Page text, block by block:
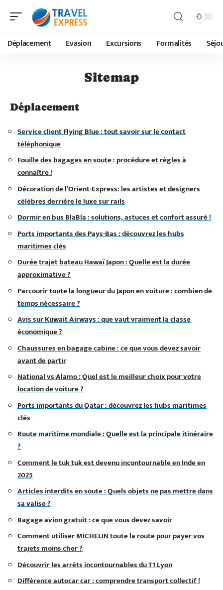
Déplacement Evasion Excursions Formalités
Sitemap
Déplacement
Service client Flying Blue : tout savoir sur le contact
téléphonique
Fouille des bagages en soute : procédure et règles à
connaître !
Décoration de l’Orient-Express: les artistes et designers
célèbres derrière le luxe sur rails
Dormir en bus BlaBla : solutions, astuces et confort assuré !
Ports importants des Pays-Bas : découvrez les hubs
maritimes clés
Durée trajet bateau Hawaï Japon : Quelle est la durée
approximative ?
Parcourir toute la longueur du Japon en voiture : combien de
temps nécessaire ?
Avis sur Kuwait Airways : que vaut vraiment la classe
économique ?
Chaussures en bagage cabine : ce que vous devez savoir
avant de partir
National vs Alamo : Quel est le meilleur choix pour votre
location de voiture ?
Ports importants du Qatar : découvrez les hubs maritimes
clés
Route maritime mondiale : Quelle est la principale itinéraire
?
Comment le tuk tuk est devenu incontournable en Inde en
2025
Articles interdits en soute : Quels objets ne pas mettre dans
sa valise ?
Bagage avion gratuit : ce que vous devez savoir
Comment utiliser MICHELIN toute la route pour payer vos
trajets moins cher ?
Découvrir les arrêts incontournables du T1 Lyon
Différence autocar car : comprendre transport collectif !